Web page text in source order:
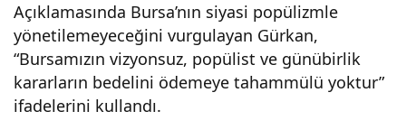
Açıklamasında Bursa’nın siyasi popülizmle
yönetilemeyeceğini vurgulayan Gürkan,
“Bursamızın vizyonsuz, popülist ve günübirlik
kararların bedelini ödemeye tahammülü yoktur”
ifadelerini kullandı.